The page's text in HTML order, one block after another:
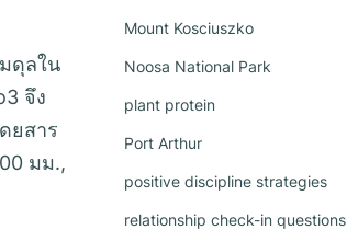
ดุลใน
จึง
ยสาร
มม.,
Mount Kosciuszko
Noosa National Park
plant protein
Port Arthur
positive discipline strategies
relationship check-in questions